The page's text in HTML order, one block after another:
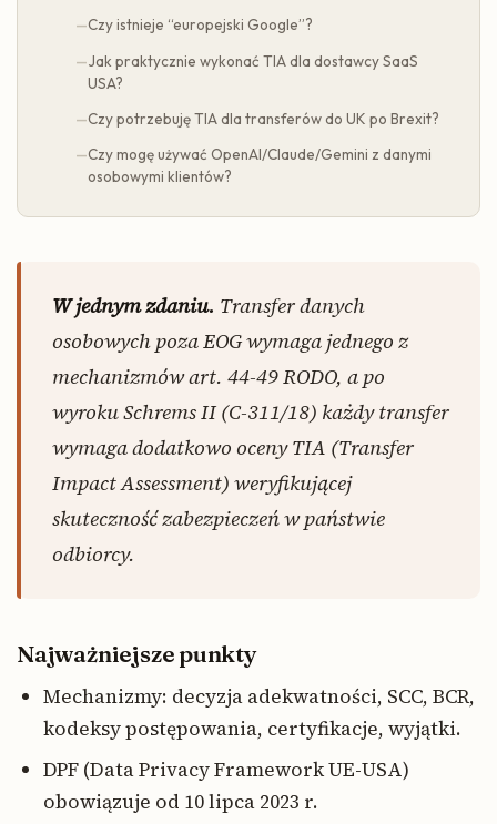
Czy istnieje “europejski Google”?
Jak praktycznie wykonać TIA dla dostawcy SaaS
USA?
Czy potrzebuję TIA dla transferów do UK po Brexit?
Czy mogę używać OpenAI/Claude/Gemini z danymi
osobowymi klientów?
W jednym zdaniu. Transfer danych
osobowych poza EOG wymaga jednego z
mechanizmów art. 44-49 RODO, a po
wyroku Schrems II (C-311/18) każdy transfer
wymaga dodatkowo oceny TIA (Transfer
Impact Assessment) weryfikującej
skuteczność zabezpieczeń w państwie
odbiorcy.
Najważniejsze punkty
Mechanizmy: decyzja adekwatności, SCC, BCR,
kodeksy postępowania, certyfikacje, wyjątki.
DPF (Data Privacy Framework UE-USA)
obowiązuje od 10 lipca 2023 r.